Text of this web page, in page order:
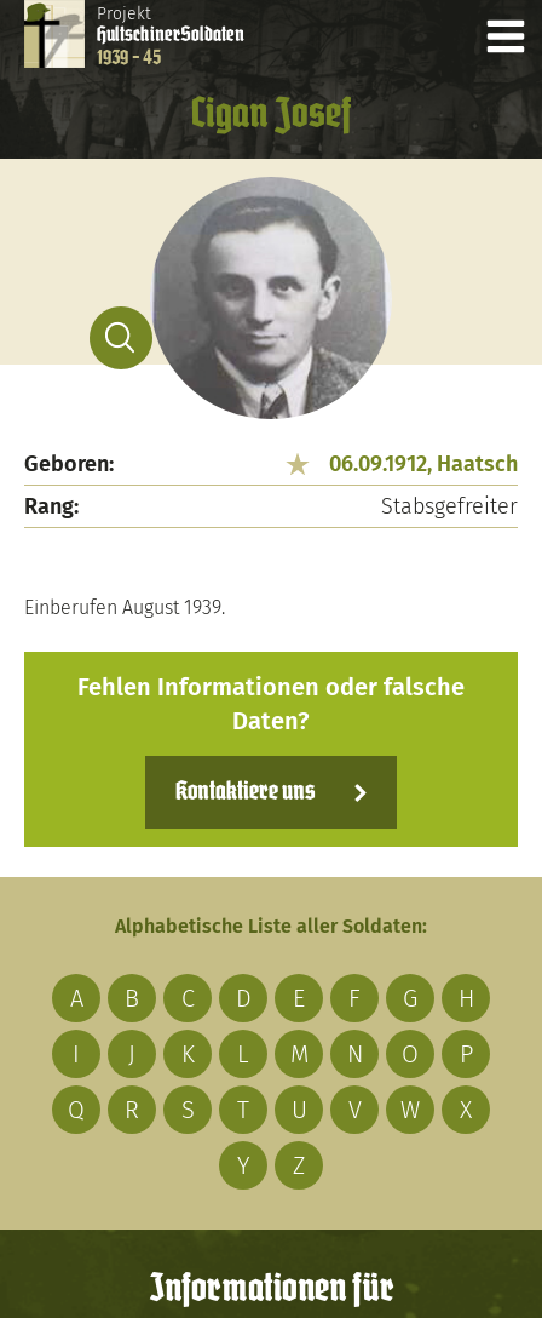
Projekt
HultschinerSoldaten
1939 - 45
Cigan Josef
Geboren:
06.09.1912, Haatsch
Rang:
Stabsgefreiter
Einberufen August 1939.
Fehlen Informationen oder falsche
Daten?
Kontaktiere uns
Alphabetische Liste aller Soldaten:
A B C D E F G
H
I
J K L M N O
P
Q
R S T U V W
X
Y
Z
Informationen für